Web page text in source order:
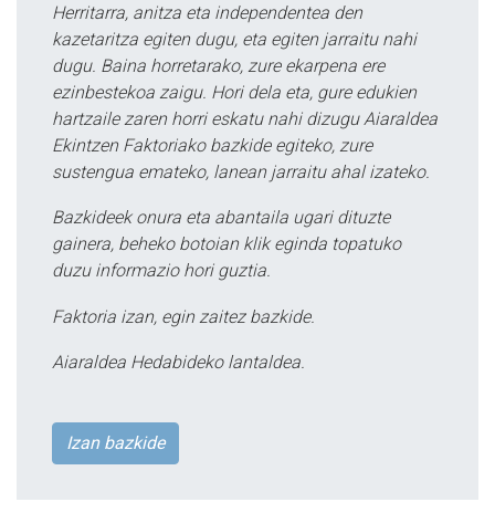
Herritarra, anitza eta independentea den
kazetaritza egiten dugu, eta egiten jarraitu nahi
dugu. Baina horretarako, zure ekarpena ere
ezinbestekoa zaigu. Hori dela eta, gure edukien
hartzaile zaren horri eskatu nahi dizugu Aiaraldea
Ekintzen Faktoriako bazkide egiteko, zure
sustengua emateko, lanean jarraitu ahal izateko.
Bazkideek onura eta abantaila ugari dituzte
gainera, beheko botoian klik eginda topatuko
duzu informazio hori guztia.
Faktoria izan, egin zaitez bazkide.
Aiaraldea Hedabideko lantaldea.
Izan bazkide